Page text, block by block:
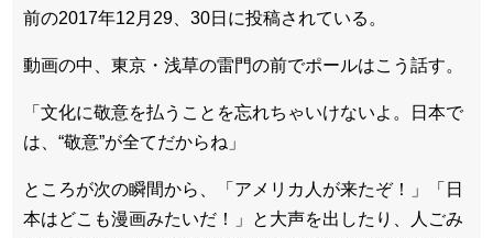
前の2017年12月29、30日に投稿されている。
動画の中、東京・浅草の雷門の前でポールはこう話す。
「文化に敬意を払うことを忘れちゃいけないよ。日本で
は、“敬意”が全てだからね」
ところが次の瞬間から、「アメリカ人が来たぞ！」「日
本はどこも漫画みたいだ！」と大声を出したり、人ごみ